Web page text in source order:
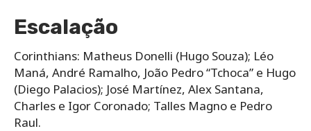
Escalação
Corinthians: Matheus Donelli (Hugo Souza); Léo
Maná, André Ramalho, João Pedro “Tchoca” e Hugo
(Diego Palacios); José Martínez, Alex Santana,
Charles e Igor Coronado; Talles Magno e Pedro
Raul.